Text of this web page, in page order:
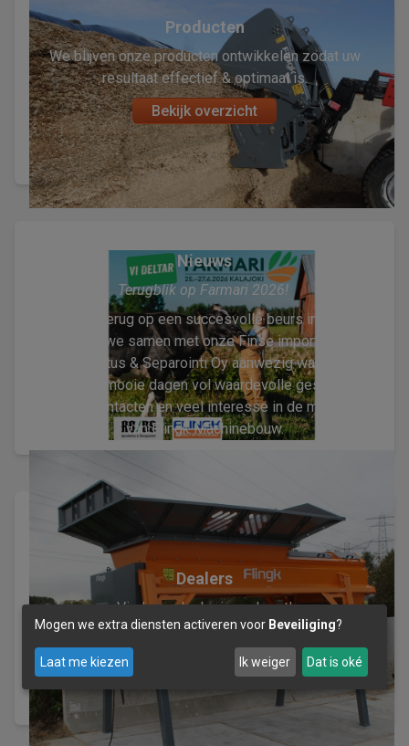
Producten
We blijven onze producten ontwikkelen zodat uw
resultaat effectief & optimaal is.
Bekijk overzicht
Nieuws
Terugblik op Farmari 2026!
We kijken terug op een succesvolle beurs in Kalajoki,
waar we samen met onze Finse importeur
Apesekoitus & Separointi Oy aanwezig waren. Het
waren drie mooie dagen vol waardevolle gesprekken,
nieuwe contacten en veel interesse in de machines
van Flingk Machinebouw.
Dealers
Vind een dealer in uw buurt!
Mogen we extra diensten activeren voor Beveiliging?
Laat me kiezen Ik weiger Dat is oké